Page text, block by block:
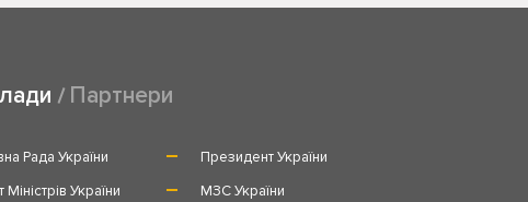
Партнери
Рада України
Президент України
Міністрів України
МЗС України